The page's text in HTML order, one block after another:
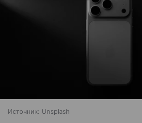
Источник: Unsplash